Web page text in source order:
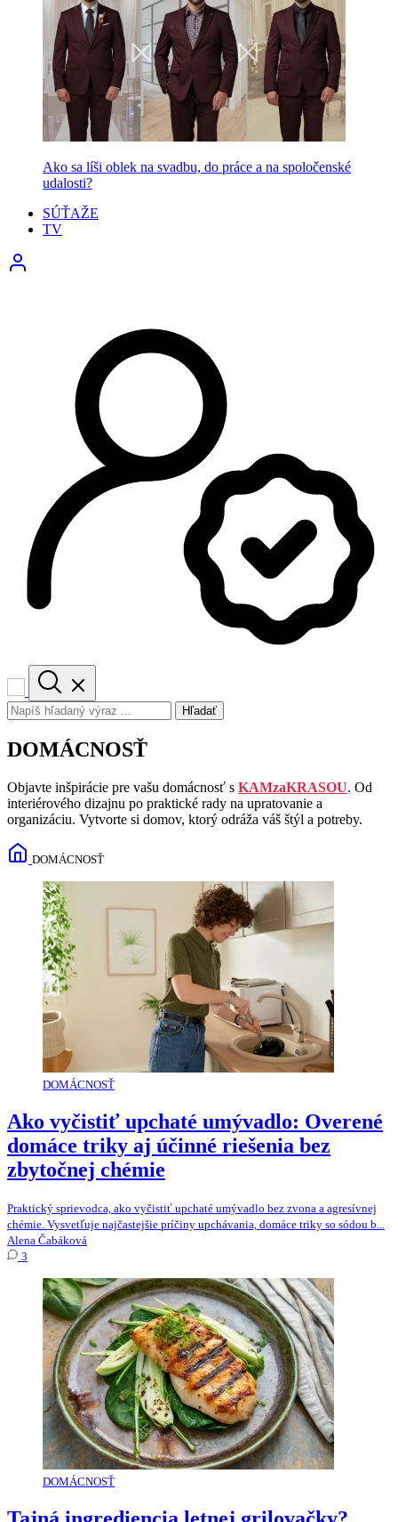
Ako sa líši oblek na svadbu, do práce a na spoločenské
udalosti?
SÚŤAŽE
TV
Hľadať
DOMÁCNOSŤ
Objavte inšpirácie pre vašu domácnosť s KAMzaKRASOU. Od
interiérového dizajnu po praktické rady na upratovanie a
organizáciu. Vytvorte si domov, ktorý odráža váš štýl a potreby.
DOMÁCNOSŤ
DOMÁCNOSŤ
Ako vyčistiť upchaté umývadlo: Overené
domáce triky aj účinné riešenia bez
zbytočnej chémie
Praktický sprievodca, ako vyčistiť upchaté umývadlo bez zvona a agresívnej
chémie. Vysvetľuje najčastejšie príčiny upchávania, domáce triky so sódou b...
Alena Čabáková
3
DOMÁCNOSŤ